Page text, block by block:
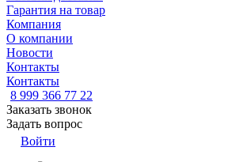
Гарантия на товар
Компания
О компании
Новости
Контакты
Контакты
8 999 366 77 22
Заказать звонок
Задать вопрос
Войти